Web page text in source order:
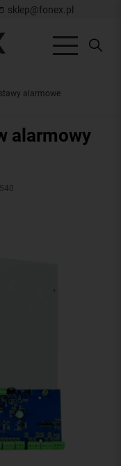
sklep@fonex.pl
alarmowe
alarmowy